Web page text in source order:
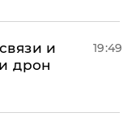
и
дрон
19:49